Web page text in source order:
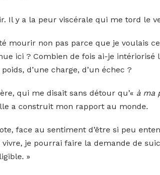
Il y a la peur viscérale qui me tord le
mourir non pas parce que je voulais
ici ? Combien de fois ai-je intériorisé
d’une charge, d’un échec ?
qui me disait sans détour qu’« à ma
a construit mon rapport au monde.
face au sentiment d’être si peu
je pourrai faire la demande de
»